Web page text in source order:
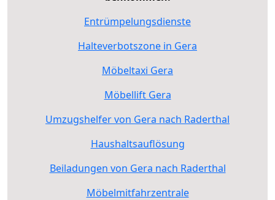
Entrümpelungsdienste
Halteverbotszone in Gera
Möbeltaxi Gera
Möbellift Gera
Umzugshelfer von Gera nach Raderthal
Haushaltsauflösung
Beiladungen von Gera nach Raderthal
Möbelmitfahrzentrale